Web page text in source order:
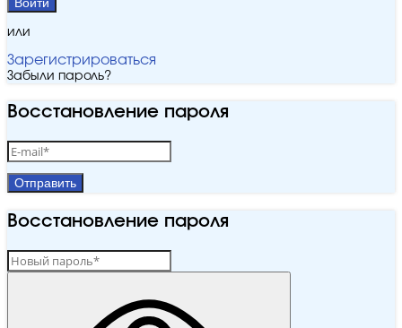
Войти
или
Зарегистрироваться
Забыли пароль?
Восстановление пароля
Отправить
Восстановление пароля